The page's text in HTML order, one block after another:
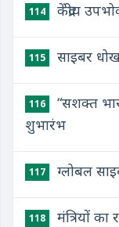
114 केंद्रीय
115 साइबर
116
“सशक्त
शुभारंभ
117 ग्लोबल
118 मंत्रियों का